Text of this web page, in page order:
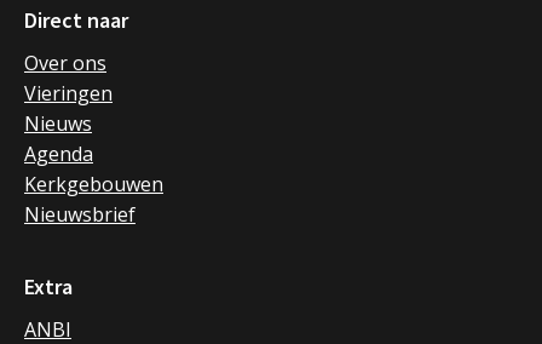
Direct naar
Over ons
Vieringen
Nieuws
Agenda
Kerkgebouwen
Nieuwsbrief
Extra
ANBI